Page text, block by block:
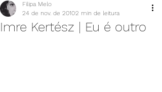
Imre Kertész | Eu é outro
Filipa Melo
24 de nov. de 20102 min de leitura